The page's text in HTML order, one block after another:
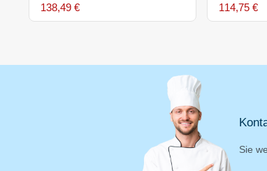
138,49 € 114,75 €
Sie